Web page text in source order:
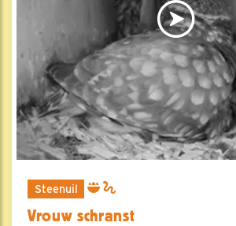
Steenuil
Vrouw schranst